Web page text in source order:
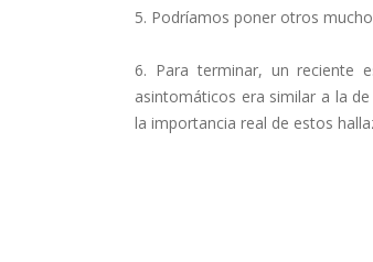
5. Podríamos poner otros
6. Para terminar, un reciente
asintomáticos era similar a la
la importancia real de estos